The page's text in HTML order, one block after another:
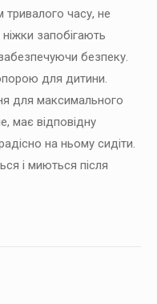
часу, не
запобігають
безпеку.
для дитини.
для максимального
має відповідну
на ньому сидіти.
і миються після